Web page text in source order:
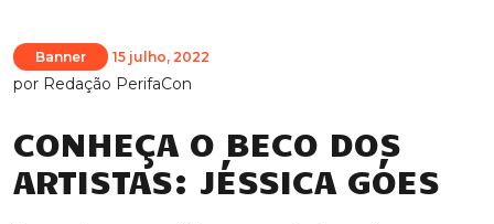
Banner 15 julho, 2022
por Redação PerifaCon
CONHEÇA O BECO DOS
ARTISTAS: JÉSSICA GÓES